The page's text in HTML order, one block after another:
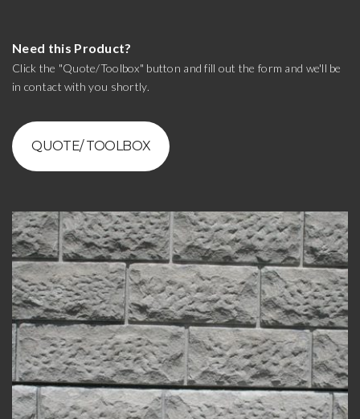
Need this Product?
Click the "Quote/Toolbox" button and fill out the form and we'll be
in contact with you shortly.
QUOTE/ TOOLBOX